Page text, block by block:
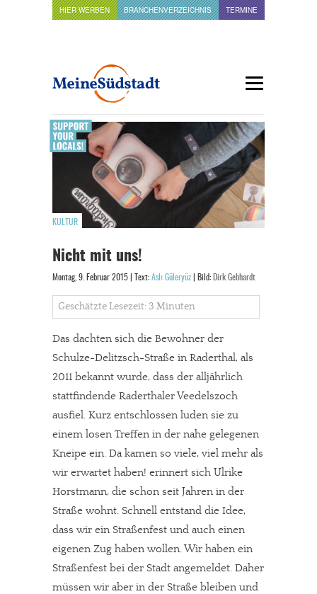
HIER WERBEN BRANCHENVERZEICHNIS TERMINE
KULTUR
Nicht mit uns!
Montag, 9. Februar 2015 | Text: Aslı Güleryüz | Bild: Dirk Gebhardt
Geschätzte Lesezeit: 3 Minuten
Das dachten sich die Bewohner der
Schulze-Delitzsch-Straße in Raderthal, als
2011 bekannt wurde, dass der alljährlich
stattfindende Raderthaler Veedelszoch
ausfiel. Kurz entschlossen luden sie zu
einem losen Treffen in der nahe gelegenen
Kneipe ein. Da kamen so viele, viel mehr als
wir erwartet haben! erinnert sich Ulrike
Horstmann, die schon seit Jahren in der
Straße wohnt. Schnell entstand die Idee,
dass wir ein Straßenfest und auch einen
eigenen Zug haben wollen. Wir haben ein
Straßenfest bei der Stadt angemeldet. Daher
müssen wir aber in der Straße bleiben und